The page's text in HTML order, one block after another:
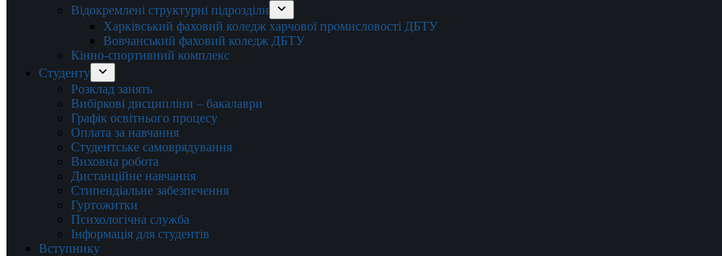
Відокремлені структурні підрозділи
Харківський фаховий коледж харчової промисловості ДБТУ
Вовчанський фаховий коледж ДБТУ
Кінно-спортивний комплекс
Студенту
Розклад занять
Вибіркові дисципліни – бакалаври
Графік освітнього процесу
Оплата за навчання
Студентське самоврядування
Виховна робота
Дистанційне навчання
Стипендіальне забезпечення
Гуртожитки
Психологічна служба
Інформація для студентів
Вступнику